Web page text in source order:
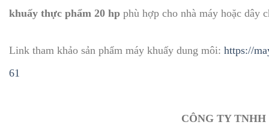
khuấy thực phẩm 20 hp phù hợp cho nhà máy hoặc dây
Link tham khảo sản phẩm máy khuấy dung môi: https://
61
CÔNG TY